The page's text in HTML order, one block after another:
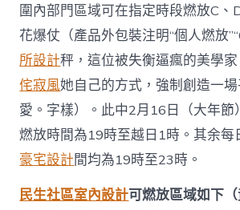
圍內部門區域可在指定時段燃放C、
花爆仗（產品外包裝注明“個人燃放
所設計秤，這位被失衡逼瘋的美學
侘寂風她自己的方式，強制創造一
愛。字樣）。此中2月16日（大年節
燃放時間為19時至越日1時。其余每
豪宅設計間均為19時至23時。
民生社區室內設計可燃放區域如下